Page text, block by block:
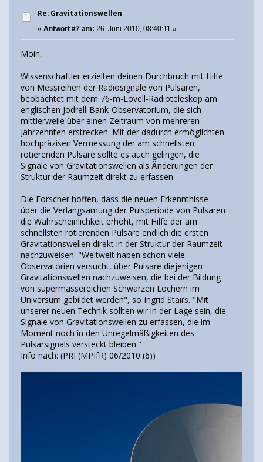
Re: Gravitationswellen
« Antwort #7 am: 26. Juni 2010, 08:40:11 »
Moin,
Wissenschaftler erzielten deinen Durchbruch mit Hilfe
von Messreihen der Radiosignale von Pulsaren,
beobachtet mit dem 76-m-Lovell-Radioteleskop am
englischen Jodrell-Bank-Observatorium, die sich
mittlerweile über einen Zeitraum von mehreren
Jahrzehnten erstrecken. Mit der dadurch ermöglichten
hochpräzisen Vermessung der am schnellsten
rotierenden Pulsare sollte es auch gelingen, die
Signale von Gravitationswellen als Änderungen der
Struktur der Raumzeit direkt zu erfassen.
Die Forscher hoffen, dass die neuen Erkenntnisse
über die Verlangsamung der Pulsperiode von Pulsaren
die Wahrscheinlichkeit erhöht, mit Hilfe der am
schnellsten rotierenden Pulsare endlich die ersten
Gravitationswellen direkt in der Struktur der Raumzeit
nachzuweisen. "Weltweit haben schon viele
Observatorien versucht, über Pulsare diejenigen
Gravitationswellen nachzuweisen, die bei der Bildung
von supermassereichen Schwarzen Löchern im
Universum gebildet werden", so Ingrid Stairs. "Mit
unserer neuen Technik sollten wir in der Lage sein, die
Signale von Gravitationswellen zu erfassen, die im
Moment noch in den Unregelmäßigkeiten des
Pulsarsignals versteckt bleiben."
Info nach: (PRI (MPIfR) 06/2010 (6))